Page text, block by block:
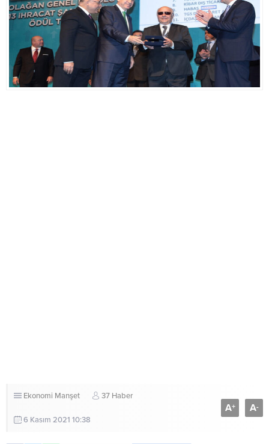
Ekonomi Manşet 37 Haber
6 Kasım 2021 10:38
A+ A-